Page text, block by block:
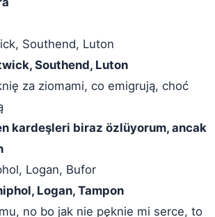
Southend, Luton
Southend, Luton
za ziomami, co emigrują, choć
kardeşleri biraz özlüyorum, ancak
Logan, Bufor
Logan, Tampon
no bo jak nie pęknie mi serce, to